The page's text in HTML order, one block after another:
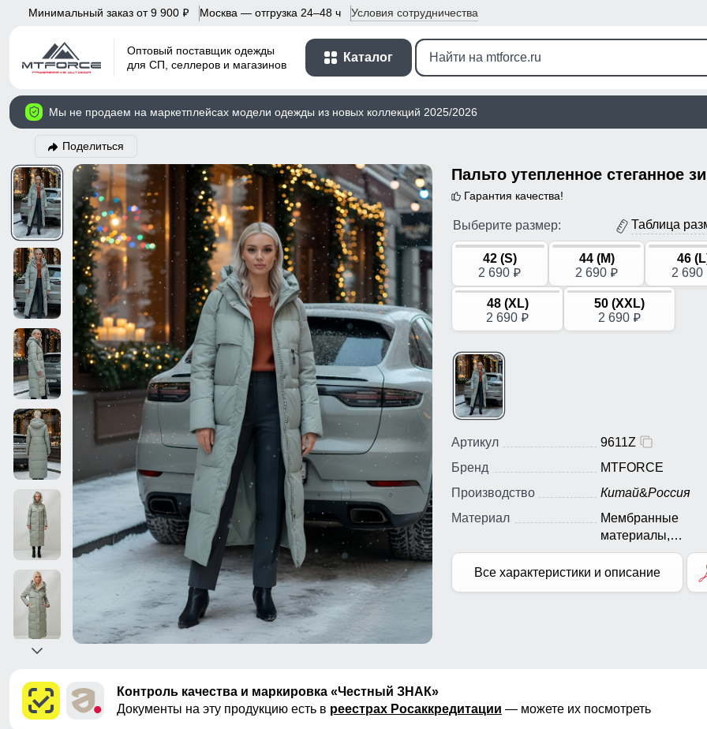
Минимальный заказ от 9 900 p Москва — отгрузка 24–48 ч Условия сотрудничества
Оптовый поставщик одежды
для СП, селлеров и магазинов
Каталог
Мы не продаем на маркетплейсах модели одежды из новых коллекций 2025/2026
Поделиться
Гарантия качества!
Выберите размер: Таблица
42 (S)
2 690 p
44 (M)
2 690 p
46
2 690
48 (XL)
2 690 p
50 (XXL)
2 690 p
Артикул
9611Z
Бренд
MTFORCE
Производство
Китай&Россия
Материал
Мембранные
материалы,
Натуральные
материалы,
Плащевка,
Все характеристики и описание
Контроль качества и маркировка «Честный ЗНАК»
Документы на эту продукцию есть в реестрах Росаккредитации — можете их посмотреть